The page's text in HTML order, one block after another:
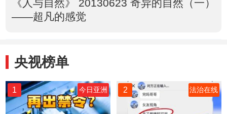
《人与自然》 20130623 奇异的自然（一）
——超凡的感觉
央视榜单
1 今日亚洲 2 法治在线